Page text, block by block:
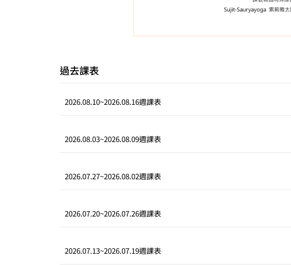
過去課表
2026.08.10~2026.08.16週課表
2026.08.03~2026.08.09週課表
2026.07.27~2026.08.02週課表
2026.07.20~2026.07.26週課表
2026.07.13~2026.07.19週課表